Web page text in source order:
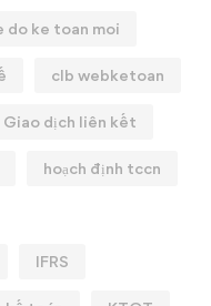
do ke toan moi
clb webketoan
Giao dịch liên kết
hoạch định tccn
IFRS